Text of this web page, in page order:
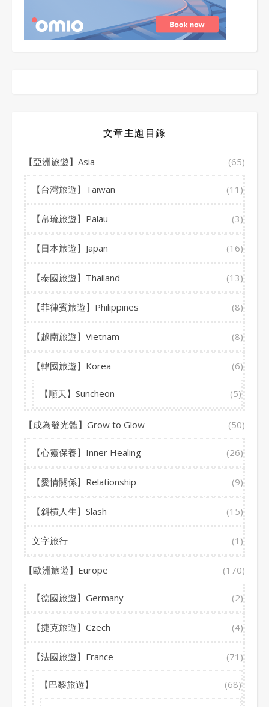
文章主題目錄
【亞洲旅遊】Asia (65)
【台灣旅遊】Taiwan (11)
【帛琉旅遊】Palau (3)
【日本旅遊】Japan (16)
【泰國旅遊】Thailand (13)
【菲律賓旅遊】Philippines (8)
【越南旅遊】Vietnam (8)
【韓國旅遊】Korea (6)
【順天】Suncheon (5)
【成為發光體】Grow to Glow (50)
【心靈保養】Inner Healing (26)
【愛情關係】Relationship (9)
【斜槓人生】Slash (15)
文字旅行 (1)
【歐洲旅遊】Europe (170)
【德國旅遊】Germany (2)
【捷克旅遊】Czech (4)
【法國旅遊】France (71)
【巴黎旅遊】 (68)